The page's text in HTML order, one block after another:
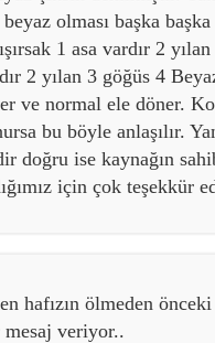
olması başka
1 asa vardır 2
2 yılan 3 göğüs 4
ve normal ele döner.
bu böyle anlaşılır.
doğru ise kaynağın
için çok teşekkür
hafızın ölmeden
veriyor..